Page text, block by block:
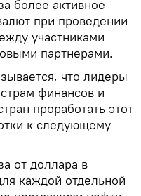
более активное
при проведении
участниками
партнерами.
что лидеры
финансов и
проработать этот
к следующему
от доллара в
каждой отдельной